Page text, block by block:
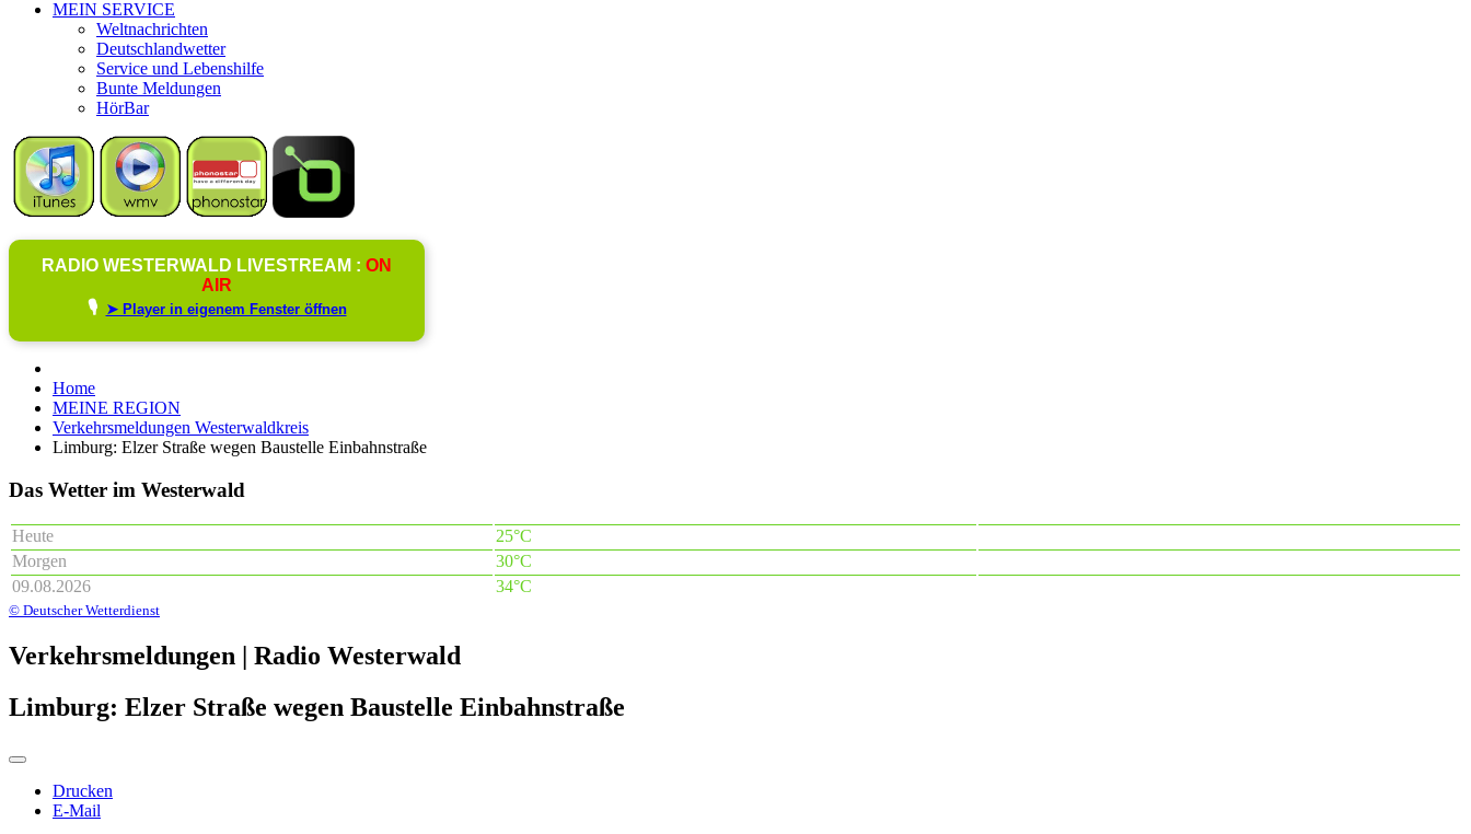
MEIN SERVICE
Weltnachrichten
Deutschlandwetter
Service und Lebenshilfe
Bunte Meldungen
HörBar
RADIO WESTERWALD LIVESTREAM : ON
AIR
🎙️ ➤ Player in eigenem Fenster öffnen
Home
MEINE REGION
Verkehrsmeldungen Westerwaldkreis
Limburg: Elzer Straße wegen Baustelle Einbahnstraße
Das Wetter im Westerwald
Heute
25°C
Morgen
30°C
09.08.2026
34°C
© Deutscher Wetterdienst
Verkehrsmeldungen | Radio Westerwald
Limburg: Elzer Straße wegen Baustelle Einbahnstraße
Drucken
E-Mail